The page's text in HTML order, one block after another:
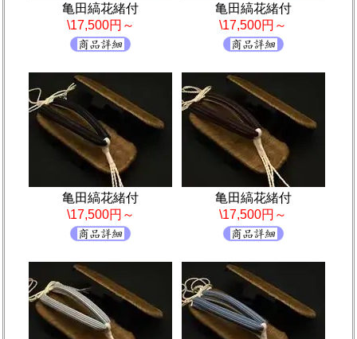
亀田縞花緒付
\17,500円～
亀田縞花緒付
\17,500円～
亀田縞花緒付
\17,500円～
亀田縞花緒付
\17,500円～